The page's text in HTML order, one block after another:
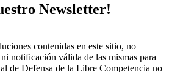
Newsletter!
contenidas en este sitio, no
notificación válida de las mismas para
de Defensa de la Libre Competencia no